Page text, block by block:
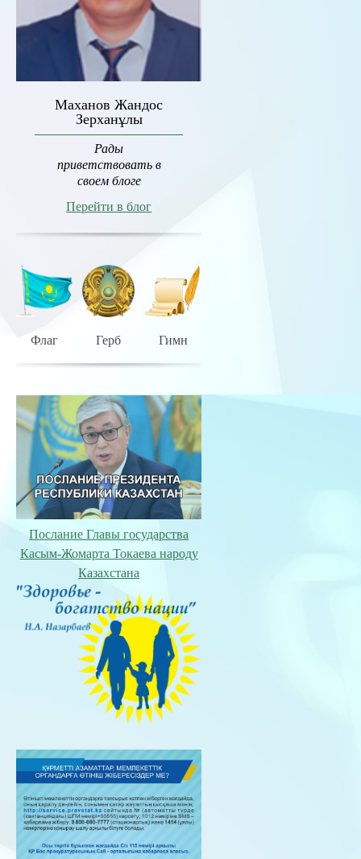
Маханов Жандос
Зерханұлы
Рады
приветствовать в
своем блоге
Перейти в блог
Флаг Герб Гимн
Послание Главы государства
Касым-Жомарта Токаева народу
Казахстана